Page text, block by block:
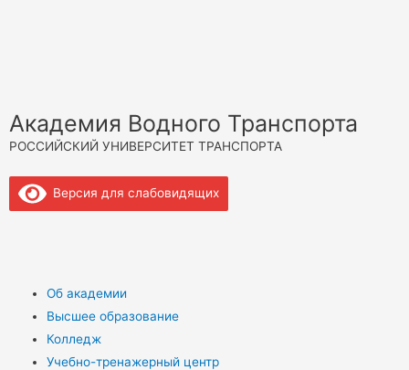
Академия Водного Транспорта
РОССИЙСКИЙ УНИВЕРСИТЕТ ТРАНСПОРТА
Версия для слабовидящих
Об академии
Высшее образование
Колледж
Учебно-тренажерный центр